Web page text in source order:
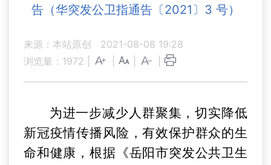
告（华突发公卫指通告〔2021〕3 号）
来源：本站原创
2021-08-08 19:28
浏览量： 1972
为进一步减少人群聚集，切实降低
新冠疫情传播风险，有效保护群众的生
命和健康，根据《岳阳市突发公共卫生